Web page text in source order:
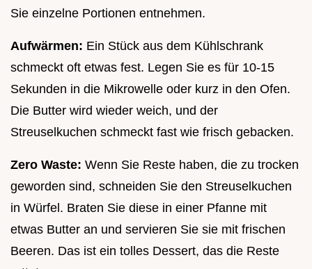
Sie einzelne Portionen entnehmen.
Aufwärmen: Ein Stück aus dem Kühlschrank
schmeckt oft etwas fest. Legen Sie es für 10-15
Sekunden in die Mikrowelle oder kurz in den Ofen.
Die Butter wird wieder weich, und der
Streuselkuchen schmeckt fast wie frisch gebacken.
Zero Waste: Wenn Sie Reste haben, die zu trocken
geworden sind, schneiden Sie den Streuselkuchen
in Würfel. Braten Sie diese in einer Pfanne mit
etwas Butter an und servieren Sie sie mit frischen
Beeren. Das ist ein tolles Dessert, das die Reste